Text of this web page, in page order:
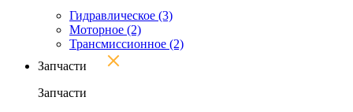
Гидравлическое (3)
Моторное (2)
Трансмиссионное (2)
Запчасти
Запчасти